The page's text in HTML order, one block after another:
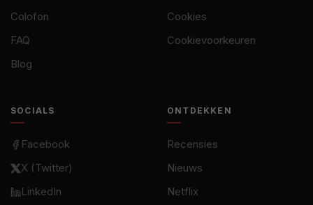
Colofon
FAQ
Blog
Cookies
Cookievoorkeuren
SOCIALS
Facebook
X (Twitter)
LinkedIn
ONTDEKKEN
Recensies
Nieuws
Netflix